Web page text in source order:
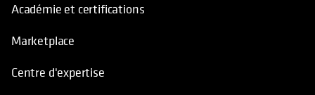
Académie et certifications
Marketplace
Centre d'expertise